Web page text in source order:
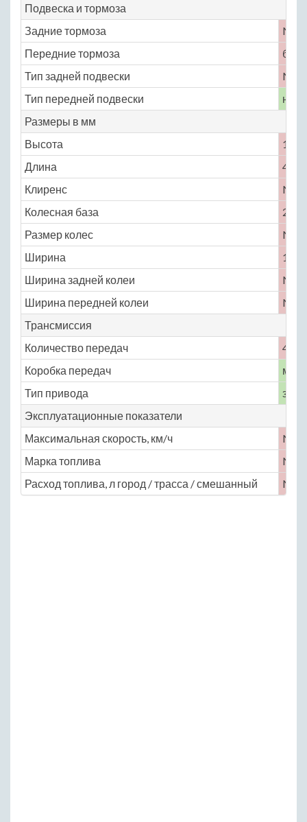
Подвеска и тормоза
Задние тормоза
No
Передние тормоза
Тип задней подвески
No
Тип передней подвески
Размеры в мм
Высота
1540
Длина
4700
Клиренс
No
Колесная база
2800
Размер колес
No
Ширина
1720
Ширина задней колеи
No
Ширина передней колеи
No
Трансмиссия
Количество передач
4
Коробка передач
Тип привода
Эксплуатационные показатели
Максимальная скорость, км/ч
No
Марка топлива
No
Расход топлива, л город / трасса / смешанный
No